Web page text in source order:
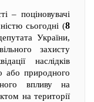
– поціновувачі
сьогодні (8
України,
захисту
наслідків
або природного
впливу на
на території